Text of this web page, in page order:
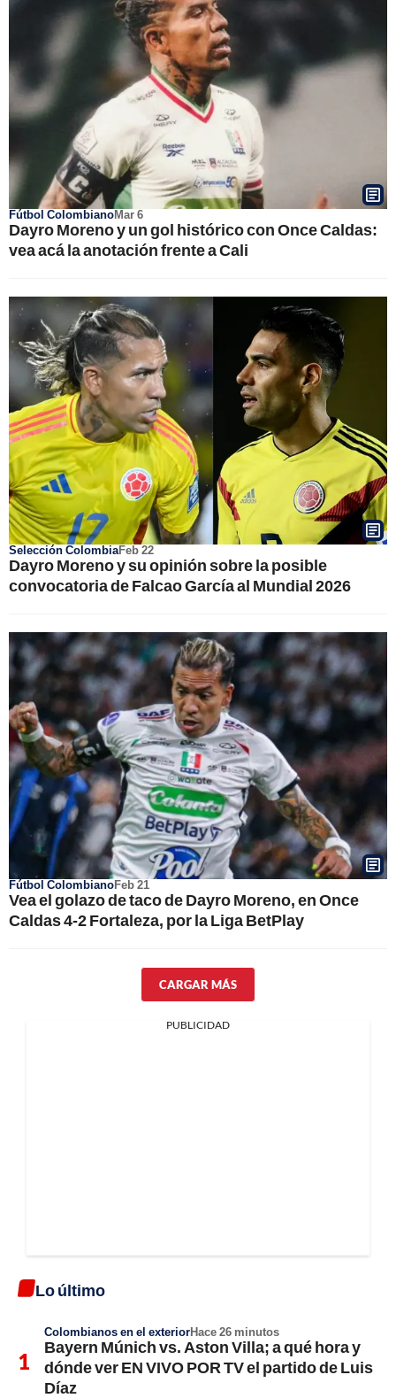
Fútbol ColombianoMar 6
Dayro Moreno y un gol histórico con Once Caldas:
vea acá la anotación frente a Cali
Selección ColombiaFeb 22
Dayro Moreno y su opinión sobre la posible
convocatoria de Falcao García al Mundial 2026
Fútbol ColombianoFeb 21
Vea el golazo de taco de Dayro Moreno, en Once
Caldas 4-2 Fortaleza, por la Liga BetPlay
CARGAR MÁS
PUBLICIDAD
Lo último
Colombianos en el exteriorHace 26 minutos
Bayern Múnich vs. Aston Villa; a qué hora y
dónde ver EN VIVO POR TV el partido de Luis
Díaz